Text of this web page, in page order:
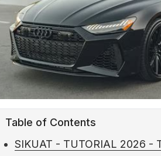
Table of Contents
SIKUAT - TUTORIAL 2026 -